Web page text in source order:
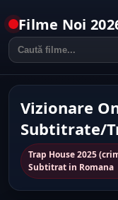
Filme Noi
Vizionare
Subtitrate/
Trap House 2025
Subtitrat in Romana